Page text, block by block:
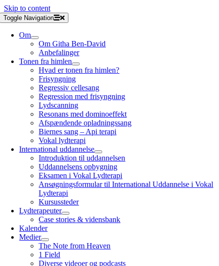
Skip to content
Toggle Navigation
Om
Om Githa Ben-David
Anbefalinger
Tonen fra himlen
Hvad er tonen fra himlen?
Frisyngning
Regressiv cellesang
Regression med frisyngning
Lydscanning
Resonans med dominoeffekt
Afspændende opladningssang
Biernes sang – Api terapi
Vokal lydterapi
International uddannelse
Introduktion til uddannelsen
Uddannelsens opbygning
Eksamen i Vokal Lydterapi
Ansøgningsformular til International Uddannelse i Vokal
Lydterapi
Kursussteder
Lydterapeuter
Case stories & vidensbank
Kalender
Medier
The Note from Heaven
1 Field
Diverse videoer og podcasts